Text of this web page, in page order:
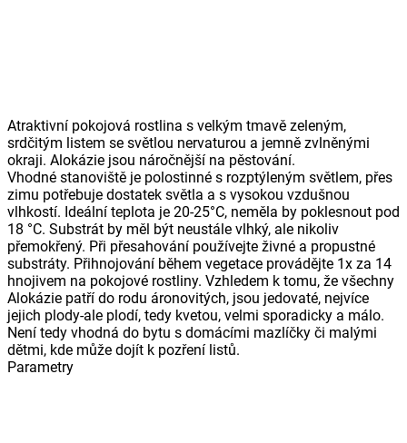
Atraktivní pokojová rostlina s velkým tmavě zeleným,
srdčitým listem se světlou nervaturou a jemně zvlněnými
okraji. Alokázie jsou náročnější na pěstování.
Vhodné stanoviště je polostinné s rozptýleným světlem, přes
zimu potřebuje dostatek světla a s vysokou vzdušnou
vlhkostí. Ideální teplota je 20-25°C, neměla by poklesnout pod
18 °C. Substrát by měl být neustále vlhký, ale nikoliv
přemokřený. Při přesahování používejte živné a propustné
substráty. Přihnojování během vegetace provádějte 1x za 14
hnojivem na pokojové rostliny. Vzhledem k tomu, že všechny
Alokázie patří do rodu áronovitých, jsou jedovaté, nejvíce
jejich plody-ale plodí, tedy kvetou, velmi sporadicky a málo.
Není tedy vhodná do bytu s domácími mazlíčky či malými
dětmi, kde může dojít k pozření listů.
Parametry